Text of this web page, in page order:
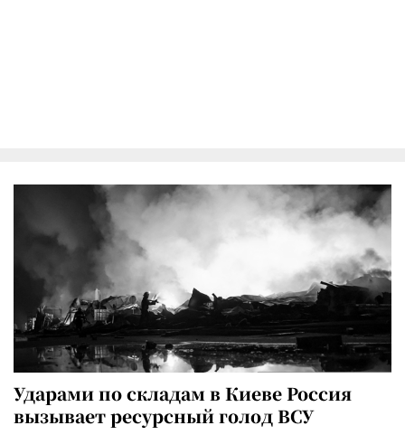
Ударами по складам в Киеве Россия
вызывает ресурсный голод ВСУ